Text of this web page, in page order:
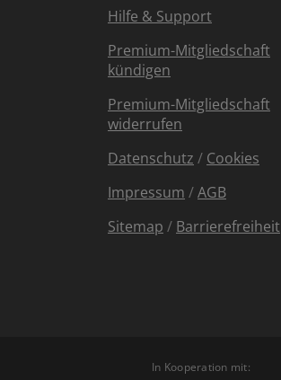
Hilfe & Support
Premium-Mitgliedschaft
kündigen
Premium-Mitgliedschaft
widerrufen
Datenschutz / Cookies
Impressum /AGB
Sitemap / Barrierefreiheit
In Kooperation mit: